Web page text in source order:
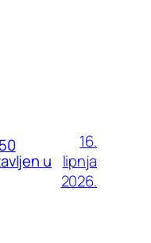
u
16.
lipnja
2026.